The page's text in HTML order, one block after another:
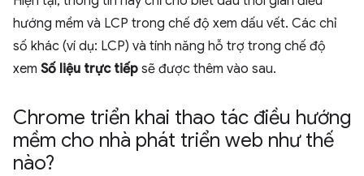
hướng mềm và LCP trong chế độ xem dấu vết. Các chỉ
số khác (ví dụ: LCP) và tính năng hỗ trợ trong chế độ
xem Số liệu trực tiếp sẽ được thêm vào sau.
Chrome triển khai thao tác điều hướng
mềm cho nhà phát triển web như thế
nào?